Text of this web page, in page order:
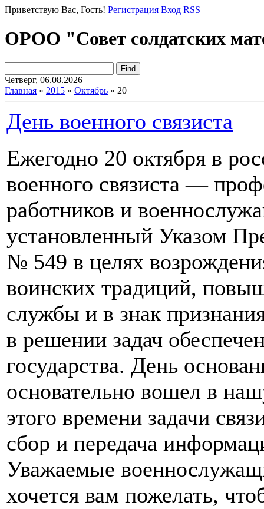
Приветствую Вас, Гость! Регистрация Вход RSS
ОРОО "Совет солдатских
Четверг, 06.08.2026
Главная » 2015 » Октябрь » 20
День военного связиста
Ежегодно 20 октября в
военного связиста —
работников и
установленный Указом
№ 549 в целях
воинских традиций,
службы и в знак
в решении задач
государства. День
основательно вошел в
этого времени задачи
сбор и передача
Уважаемые
хочется вам пожелать,